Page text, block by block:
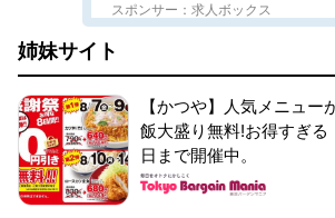
スポンサー：求人ボックス
姉妹サイト
【かつや】人気メニュ
飯大盛り無料!お得すぎ
日まで開催中。